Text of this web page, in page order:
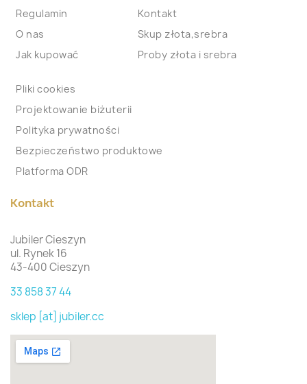
Regulamin
O nas
Jak kupować
Kontakt
Skup złota,srebra
Proby złota i srebra
Pliki cookies
Projektowanie biżuterii
Polityka prywatności
Bezpieczeństwo produktowe
Platforma ODR
Kontakt
Jubiler Cieszyn
ul. Rynek 16
43-400 Cieszyn
33 858 37 44
sklep [at] jubiler.cc